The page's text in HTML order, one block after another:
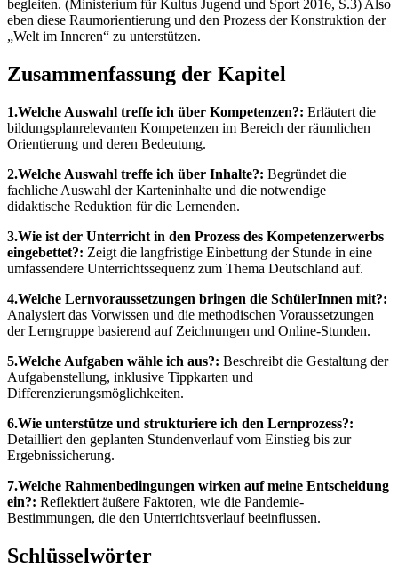
begleiten. (Ministerium für Kultus Jugend und Sport 2016, S.3) Also
eben diese Raumorientierung und den Prozess der Konstruktion der
„Welt im Inneren“ zu unterstützen.
Zusammenfassung der Kapitel
1.Welche Auswahl treffe ich über Kompetenzen?: Erläutert die
bildungsplanrelevanten Kompetenzen im Bereich der räumlichen
Orientierung und deren Bedeutung.
2.Welche Auswahl treffe ich über Inhalte?: Begründet die
fachliche Auswahl der Karteninhalte und die notwendige
didaktische Reduktion für die Lernenden.
3.Wie ist der Unterricht in den Prozess des Kompetenzerwerbs
eingebettet?: Zeigt die langfristige Einbettung der Stunde in eine
umfassendere Unterrichtssequenz zum Thema Deutschland auf.
4.Welche Lernvoraussetzungen bringen die SchülerInnen mit?:
Analysiert das Vorwissen und die methodischen Voraussetzungen
der Lerngruppe basierend auf Zeichnungen und Online-Stunden.
5.Welche Aufgaben wähle ich aus?: Beschreibt die Gestaltung der
Aufgabenstellung, inklusive Tippkarten und
Differenzierungsmöglichkeiten.
6.Wie unterstütze und strukturiere ich den Lernprozess?:
Detailliert den geplanten Stundenverlauf vom Einstieg bis zur
Ergebnissicherung.
7.Welche Rahmenbedingungen wirken auf meine Entscheidung
ein?: Reflektiert äußere Faktoren, wie die Pandemie-
Bestimmungen, die den Unterrichtsverlauf beeinflussen.
Schlüsselwörter